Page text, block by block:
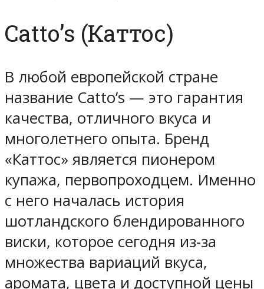
Catto’s (Каттос)
В любой европейской стране
название Catto’s — это гарантия
качества, отличного вкуса и
многолетнего опыта. Бренд
«Каттос» является пионером
купажа, первопроходцем. Именно
с него началась история
шотландского блендированного
виски, которое сегодня из-за
множества вариаций вкуса,
аромата, цвета и доступной цены